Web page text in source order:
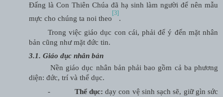
Đấng là Con Thiên Chúa đã hạ sinh làm người để nên mẫu
mực cho chúng ta noi theo
[3]
.
Trong việc giáo dục con cái, phải để ý đến mặt nhân
bản cũng như mặt đức tin.
3.1. Giáo dục nhân bản
Nền giáo dục nhân bản phải bao gồm cả ba phương
diện: đức, trí và thể dục.
-
Thể dục: dạy con vệ sinh sạch sẽ, giữ gìn sức